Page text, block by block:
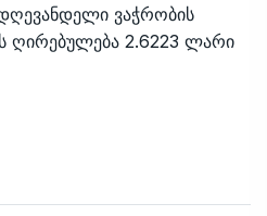
ვაჭრობის
ღირებულება 2.6223 ლარი